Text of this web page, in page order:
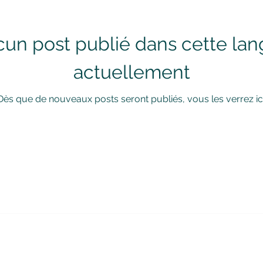
post publié dans cette
actuellement
que de nouveaux posts seront publiés, vous les verrez